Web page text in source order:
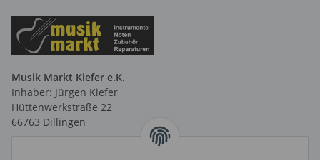
Musik Markt Kiefer e.K.
Inhaber: Jürgen Kiefer
Hüttenwerkstraße 22
66763 Dillingen